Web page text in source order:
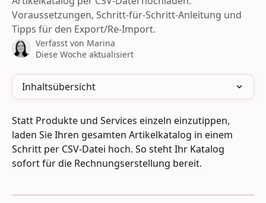
Voraussetzungen, Schritt-für-Schritt-Anleitung und
Tipps für den Export/Re-Import.
Verfasst von Marina
Diese Woche aktualisiert
Inhaltsübersicht
Statt Produkte und Services einzeln einzutippen,
laden Sie Ihren gesamten Artikelkatalog in einem
Schritt per CSV-Datei hoch. So steht Ihr Katalog
sofort für die Rechnungserstellung bereit.